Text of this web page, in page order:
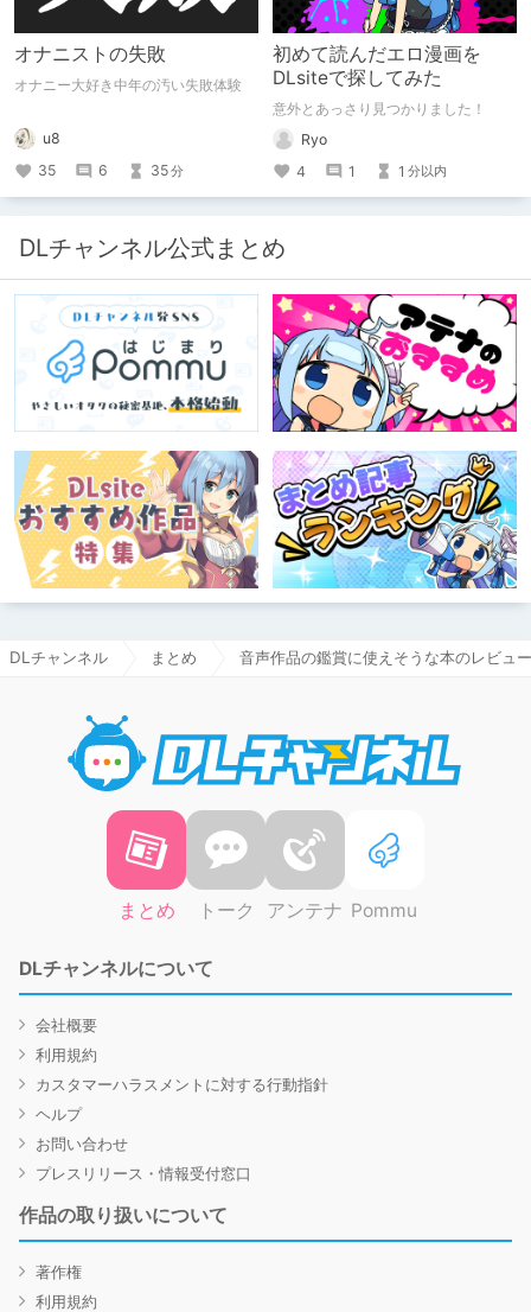
オナニストの失敗
オナニー大好き中年の汚い失敗体験
u8
35
6 35分
初めて読んだエロ漫画を
DLsiteで探してみた
意外とあっさり見つかりました！
Ryo
4
1 1 分以内
DLチャンネル公式まとめ
DLチャンネル まとめ 音声作品の鑑賞に使えそうな本のレビュ
まとめ トーク アンテナ Pommu
DLチャンネルについて
会社概要
利用規約
カスタマーハラスメントに対する行動指針
ヘルプ
お問い合わせ
プレスリリース・情報受付窓口
作品の取り扱いについて
著作権
利用規約